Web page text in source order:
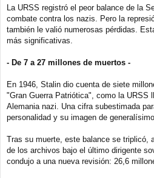
La URSS registró el peor balance de la
combate contra los nazis. Pero la
también le valió numerosas pérdidas.
más significativas.
- De 7 a 27 millones de muertos -
En 1946, Stalin dio cuenta de siete
"Gran Guerra Patriótica", como la URSS
Alemania nazi. Una cifra subestimada
personalidad y su imagen de
Tras su muerte, este balance se triplicó,
de los archivos bajo el último dirigente
condujo a una nueva revisión: 26,6